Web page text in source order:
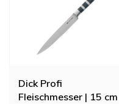
Dick Profi
Fleischmesser | 15 cm